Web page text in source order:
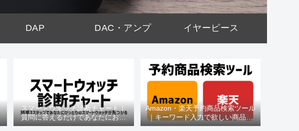
DAP DAC・アンプ イヤーピース
スマートウォッチ診断チャート｜
質問に答えるだけであなたにおす
すめの機種がわかる
Amazon・楽天予約商品検索ツール
｜キーワード入力で欲しい商品を
即チェック